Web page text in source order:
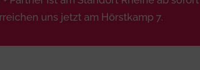
uns jetzt am Hörstkamp 7.